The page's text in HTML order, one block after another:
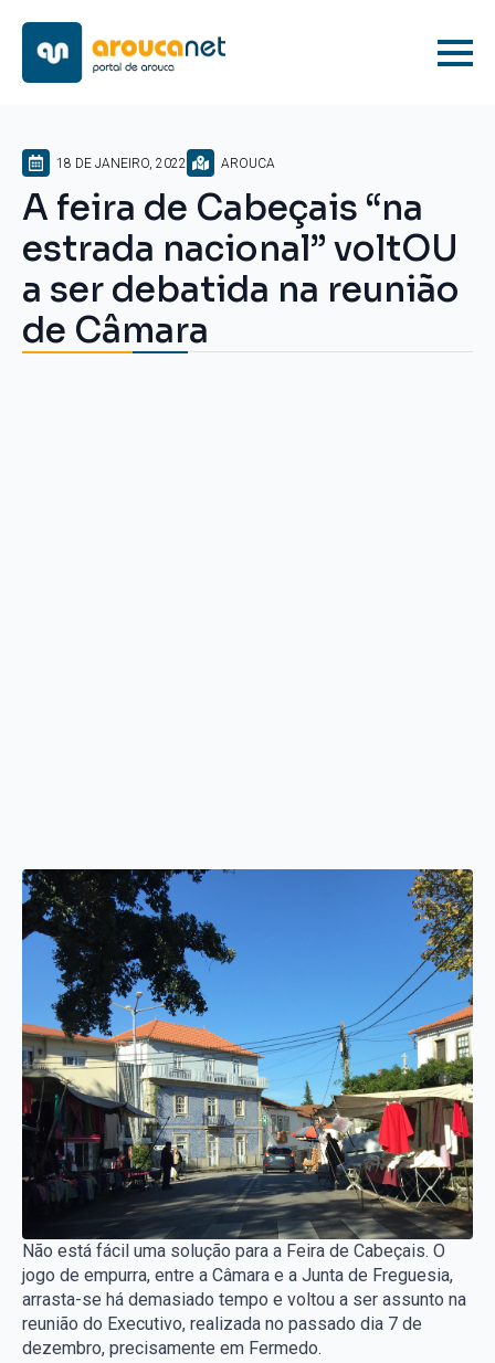
18 DE JANEIRO, 2022 AROUCA
A feira de Cabeçais “na
estrada nacional” voltOU
a ser debatida na reunião
de Câmara
Não está fácil uma solução para a Feira de Cabeçais. O
jogo de empurra, entre a Câmara e a Junta de Freguesia,
arrasta-se há demasiado tempo e voltou a ser assunto na
reunião do Executivo, realizada no passado dia 7 de
dezembro, precisamente em Fermedo.